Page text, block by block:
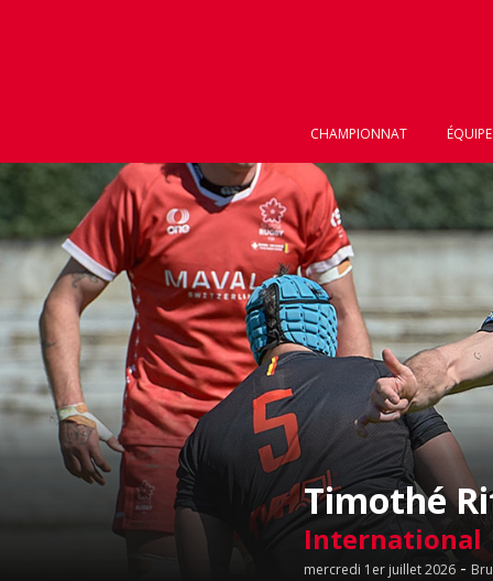
CHAMPIONNAT
Timothé
International
mercredi 1er juillet 2026 -